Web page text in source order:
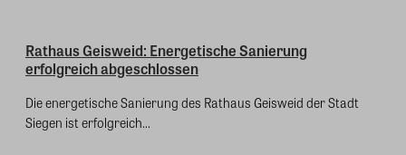
Rathaus Geisweid: Energetische Sanierung
erfolgreich abgeschlossen
Die energetische Sanierung des Rathaus Geisweid der Stadt
Siegen ist erfolgreich...